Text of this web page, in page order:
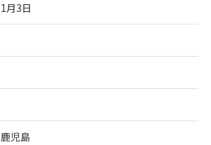
1月3日
鹿児島